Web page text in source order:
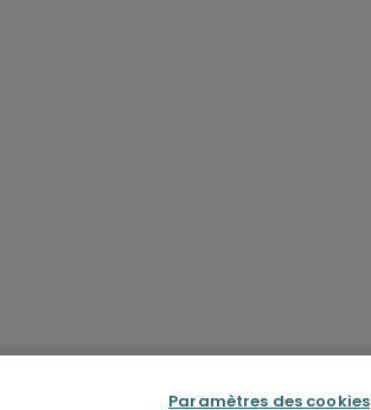
Paramètres des cookies